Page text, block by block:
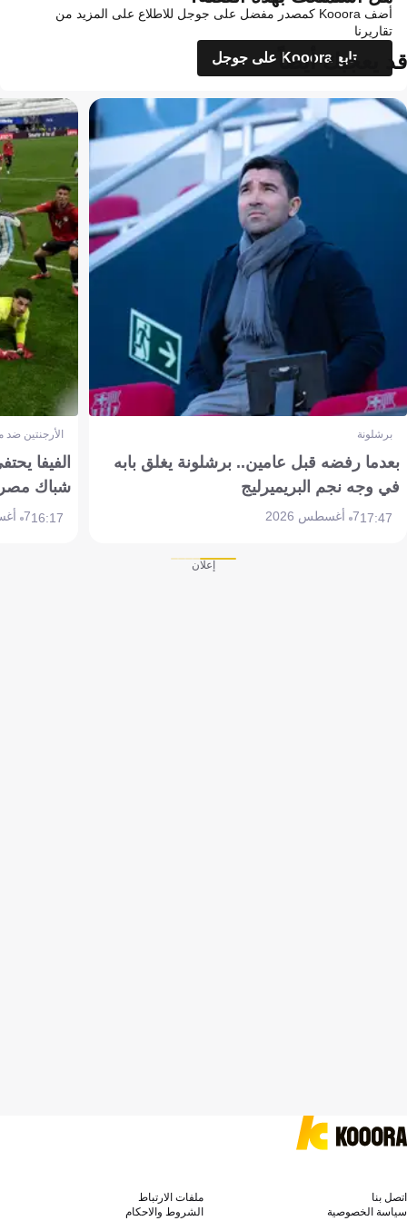
أضف Kooora كمصدر مفضل على جوجل للاطلاع على المزيد من
تقاريرنا
تابع Kooora على جوجل
قد يعجبك أيضاً
برشلونة
بعدما رفضه قبل عامين.. برشلونة يغلق بابه
في وجه نجم البريميرليج
17:477 أغسطس 2026
الأرجنتين
الفيفا
شباك
16:177 أغسطس 2026
إعلان
اتصل بنا
ملفات الارتباط
سياسة الخصوصية
الشروط والاحكام